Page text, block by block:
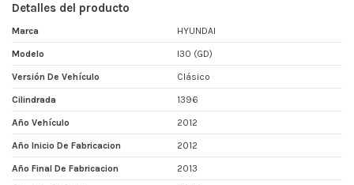
Detalles del producto
Marca HYUNDAI
Modelo I30 (GD)
Versión De Vehículo Clásico
Cilindrada 1396
Año Vehículo 2012
Año Inicio De Fabricacion 2012
Año Final De Fabricacion 2013